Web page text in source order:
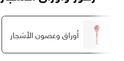
أوراق وغصون الأشجار